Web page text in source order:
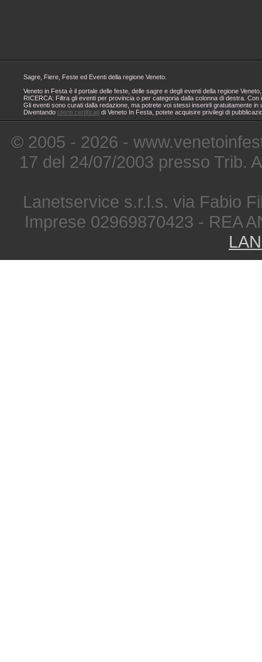
Sagre, Fiere, Feste ed Eventi della regione Veneto.
Veneto in Festa è il portale delle feste, delle sagre e degli eventi della regione
RICERCA: Filtra gli eventi per provincia o per categoria dalla colonna di destra.
Gli eventi sono curati dalla redazione, ma potrete voi stessi inserirli gratuitamente
Diventando utenti certificati di Veneto In Festa, potete acquisire privilegi di
© 2005 - 2026 -
17 del 24/07/2003 presso Trib.
Lanetservice s.r.l.s. via Fabio
Imprese 02969870423 - REA